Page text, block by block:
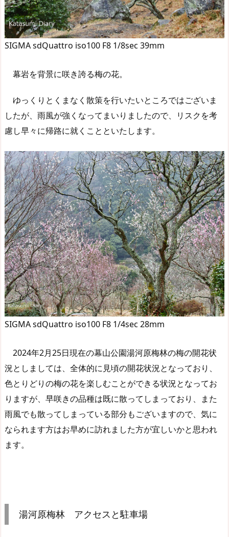
SIGMA sdQuattro iso100 F8 1/8sec 39mm
幕岩を背景に咲き誇る梅の花。
ゆっくりとくまなく散策を行いたいところではございま
したが、雨風が強くなってまいりましたので、リスクを考
慮し早々に帰路に就くことといたします。
SIGMA sdQuattro iso100 F8 1/4sec 28mm
2024年2月25日現在の幕山公園湯河原梅林の梅の開花状
況としましては、全体的に見頃の開花状況となっており、
色とりどりの梅の花を楽しむことができる状況となってお
りますが、早咲きの品種は既に散ってしまっており、また
雨風でも散ってしまっている部分もございますので、気に
なられます方はお早めに訪れました方が宜しいかと思われ
ます。
湯河原梅林 アクセスと駐車場